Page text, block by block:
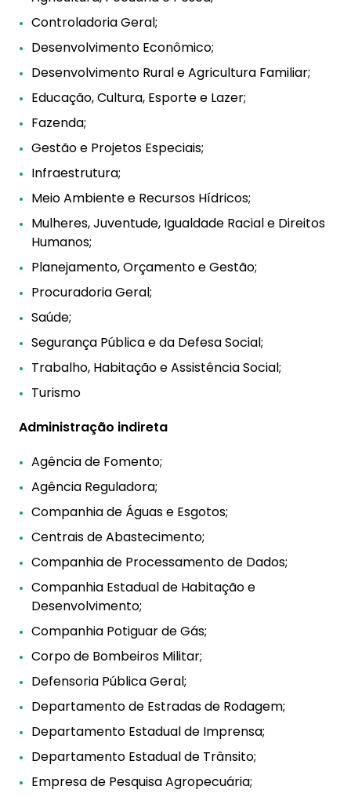
Controladoria Geral;
Desenvolvimento Econômico;
Desenvolvimento Rural e Agricultura Familiar;
Educação, Cultura, Esporte e Lazer;
Fazenda;
Gestão e Projetos Especiais;
Infraestrutura;
Meio Ambiente e Recursos Hídricos;
Mulheres, Juventude, Igualdade Racial e Direitos
Humanos;
Planejamento, Orçamento e Gestão;
Procuradoria Geral;
Saúde;
Segurança Pública e da Defesa Social;
Trabalho, Habitação e Assistência Social;
Turismo
Administração indireta
Agência de Fomento;
Agência Reguladora;
Companhia de Águas e Esgotos;
Centrais de Abastecimento;
Companhia de Processamento de Dados;
Companhia Estadual de Habitação e
Desenvolvimento;
Companhia Potiguar de Gás;
Corpo de Bombeiros Militar;
Defensoria Pública Geral;
Departamento de Estradas de Rodagem;
Departamento Estadual de Imprensa;
Departamento Estadual de Trânsito;
Empresa de Pesquisa Agropecuária;